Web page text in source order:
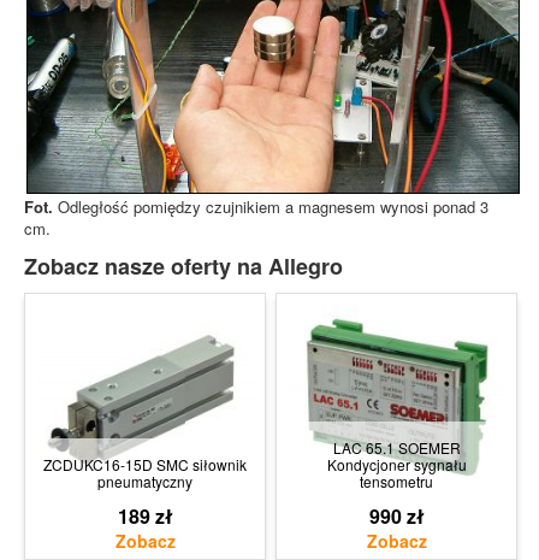
Fot. Odległość pomiędzy czujnikiem a magnesem wynosi ponad 3
cm.
Zobacz nasze oferty na Allegro
ZCDUKC16-15D SMC siłownik
pneumatyczny
189 zł
LAC 65.1 SOEMER
Kondycjoner sygnału
tensometru
990 zł